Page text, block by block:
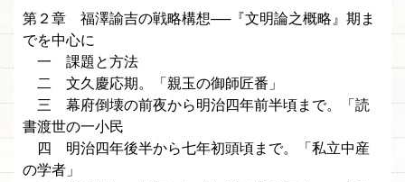
第２章 福澤諭吉の戦略構想──『文明論之概略』期ま
でを中心に
一 課題と方法
二 文久慶応期。「親玉の御師匠番」
三 幕府倒壊の前夜から明治四年前半頃まで。「読
書渡世の一小民
四 明治四年後半から七年初頭頃まで。「私立中産
の学者」